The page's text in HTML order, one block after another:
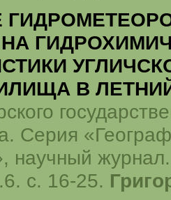
В
Серия
научный
с. 16-25.